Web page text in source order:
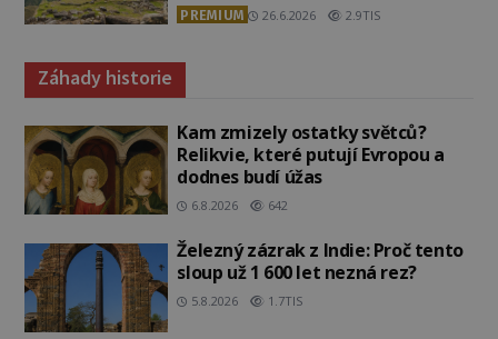
PREMIUM 26.6.2026 2.9TIS
Záhady historie
Kam zmizely ostatky světců?
Relikvie, které putují Evropou a
dodnes budí úžas
6.8.2026 642
Železný zázrak z Indie: Proč tento
sloup už 1 600 let nezná rez?
5.8.2026 1.7TIS